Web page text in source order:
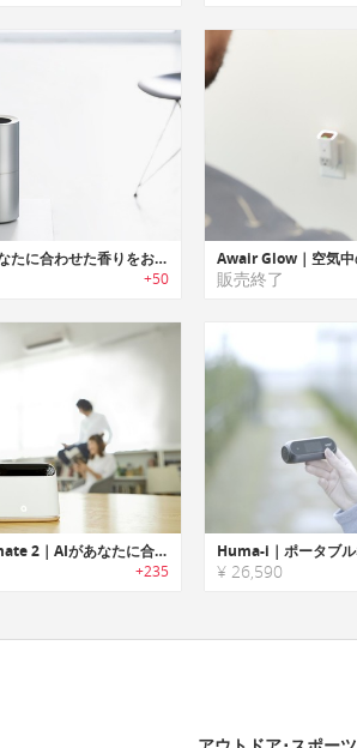
Pium｜あなたに合わせた香りをお届けするスマートアロマセラピスト「ピウム」
+50 販売終了
Ambi Climate 2｜AIがあなたに合わせた快適さを学習して最適な空調管理を行う「アンビクリメイト2」
+235 ¥ 26,590